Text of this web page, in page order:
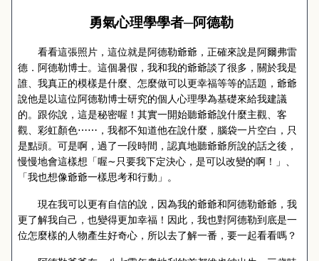
勇氣心理學學者─阿德勒
看看這張照片，這位就是阿德勒爺爺，正確來說是阿爾弗雷
德．阿德勒博士。這個暑假，我和我的爺爺談了很多，關於我是
誰、我真正的模樣是什麼、怎麼做可以更幸福等等的話題，爺爺
說他是以這位阿德勒博士研究的個人心理學為基礎來給我建議
的。跟你說，這是秘密喔！其實一開始聽爺爺說什麼主觀、客
觀、彩虹顏色⋯⋯ ，我都不知道他在說什麼，腦袋一片空白，只
是點頭。可是啊，過了一段時間，認真地聽爺爺所說的話之後，
慢慢地會這樣想「喔∼只要我下定決心，是可以改變的啊！」、
「我也想像爺爺一樣思考和行動」。
現在我可以更有自信的說，因為我的爺爺和阿德勒爺爺，我
更了解我自己，也變得更加幸福！因此，我也對阿德勒到底是一
位怎麼樣的人物產生好奇心，所以去了解一番，要一起看看嗎？